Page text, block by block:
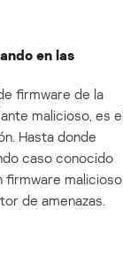
en las
firmware de la
malicioso, es el
Hasta donde
caso conocido
firmware malicioso
de amenazas.